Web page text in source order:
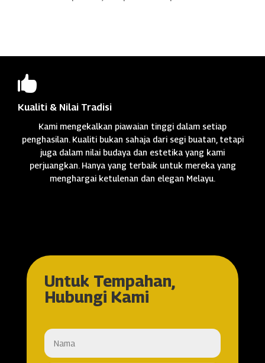

Kualiti & Nilai Tradisi
Kami mengekalkan piawaian tinggi dalam setiap
penghasilan. Kualiti bukan sahaja dari segi buatan, tetapi
juga dalam nilai budaya dan estetika yang kami
perjuangkan. Hanya yang terbaik untuk mereka yang
menghargai ketulenan dan elegan Melayu.
Untuk Tempahan,
Hubungi Kami